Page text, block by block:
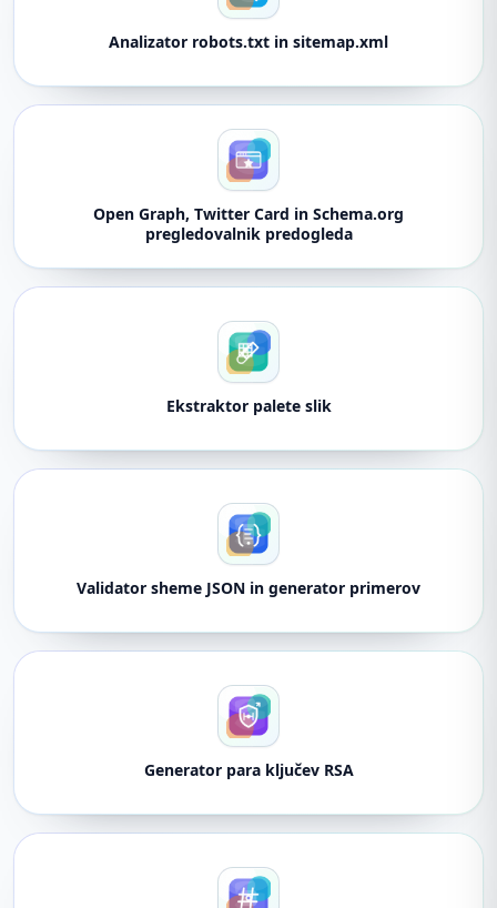
Analizator robots.txt in sitemap.xml
Open Graph, Twitter Card in Schema.org
pregledovalnik predogleda
Ekstraktor palete slik
Validator sheme JSON in generator primerov
Generator para ključev RSA